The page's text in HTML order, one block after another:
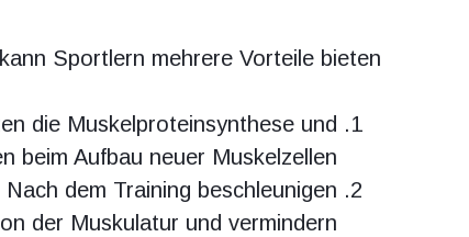
Sportlern mehrere Vorteile bieten:
die Muskelproteinsynthese und
beim Aufbau neuer Muskelzellen.
Nach dem Training beschleunigen
der Muskulatur und vermindern